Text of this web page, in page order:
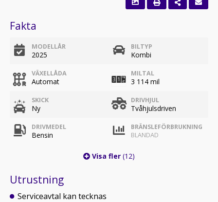
Fakta
MODELLÅR
2025
BILTYP
Kombi
VÄXELLÅDA
Automat
MILTAL
3 114 mil
SKICK
Ny
DRIVHJUL
Tvåhjulsdriven
DRIVMEDEL
Bensin
BRÄNSLEFÖRBRUKNING
BLANDAD
Visa fler (12)
Utrustning
Serviceavtal kan tecknas